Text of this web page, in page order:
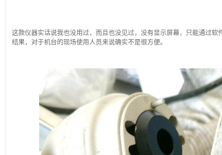
这款仪器实话说我也没用过，而且也没见过，没有显示屏幕，只能通过软
结果，对于机台的现场使用人员来说确实不是很方便。